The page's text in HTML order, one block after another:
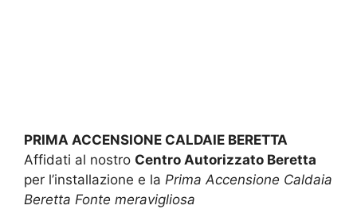
PRIMA ACCENSIONE CALDAIE BERETTA
Affidati al nostro Centro Autorizzato Beretta
per l’installazione e la Prima Accensione Caldaia
Beretta Fonte meravigliosa